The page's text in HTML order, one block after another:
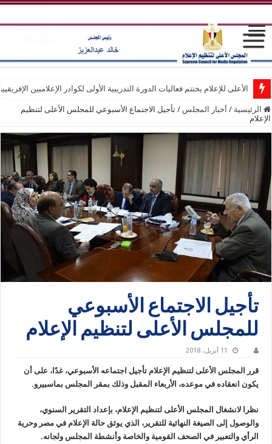
الأعلى للإعلام يختتم فعاليات الدورة التدريبية الأولى لكوادر الإعلاميين
الرئيسية / أخبار المجلس / تأجيل الاجتماع الأسبوعي للمجلس الأعلى لتنظيم
الإعلام
تأجيل الاجتماع الأسبوعي
للمجلس الأعلى لتنظيم الإعلام
11 أبريل، 2018
قرر المجلس الأعلى لتنظيم الإعلام تأجيل اجتماعه الأسبوعي، غدًا، على أن
يكون انعقاده في موعده، الأربعاء المقبل وذلك بمقر المجلس بماسبيرو.
نظرا لانشغال المجلس الأعلى لتنظيم الإعلام، بإعداد التقرير السنوي،
والوصول إلى الصيغة النهائية للتقرير، الذي يوثق حالة الإعلام في مصر وحرية
الرأي والتعبير في الصحف القومية والخاصة وأنشطة المجلس ولجانه.